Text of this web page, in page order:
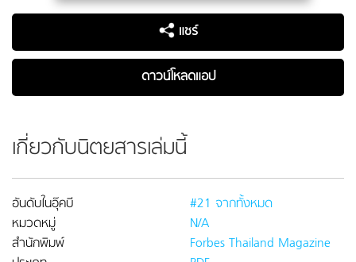
แชร์
ดาวน์โหลดแอป
เกี่ยวกับนิตยสารเล่มนี้
อันดับในอุ๊คบี
#21 จากทั้งหมด
หมวดหมู่
N/A
สำนักพิมพ์
Forbes Thailand Magazine